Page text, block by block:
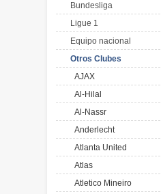
Bundesliga
Ligue 1
Equipo nacional
Otros Clubes
AJAX
Al-Hilal
Al-Nassr
Anderlecht
Atlanta United
Atlas
Atletico Mineiro